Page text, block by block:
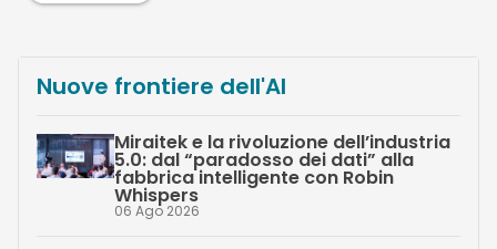
Nuove frontiere dell'AI
Miraitek e la rivoluzione dell’industria
5.0: dal “paradosso dei dati” alla
fabbrica intelligente con Robin
Whispers
06 Ago 2026